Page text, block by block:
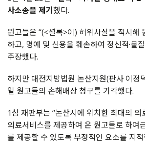
사소송을 제기했다.
원고들은 “(<셜록>이) 허위사실을 적시해
하고, 명예 및 신용을 훼손하여 정신적·물
주장했다.
하지만 대전지방법원 논산지원(판사 이정
일 원고들의 손해배상 청구를 기각했다.
1심 재판부는 “논산시에 위치한 최대의
의료서비스를 제공하여 온 원고들로 하여
를 제공할 수 있도록 부정적인 요소를 지